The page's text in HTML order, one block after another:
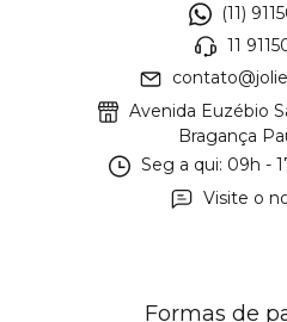
(11)
11
Avenida Euzébio
Bragança
Seg a qui: 09h -
Visite o
Formas de